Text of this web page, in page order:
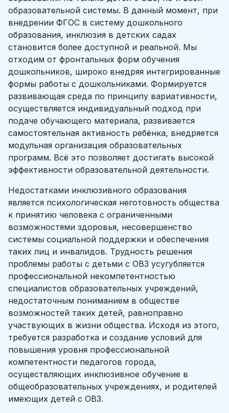
образовательной системы. В данный момент, при
внедрении ФГОС в систему дошкольного
образования, инклюзия в детских садах
становится более доступной и реальной. Мы
отходим от фронтальных форм обучения
дошкольников, широко внедряя интегрированные
формы работы с дошкольниками. Формируется
развивающая среда по принципу вариативности,
осуществляется индивидуальный подход при
подаче обучающего материала, развивается
самостоятельная активность ребёнка, внедряется
модульная организация образовательных
программ. Всё это позволяет достигать высокой
эффективности образовательной деятельности.
Недостатками инклюзивного образования
является психологическая неготовность общества
к принятию человека с ограниченными
возможностями здоровья, несовершенство
системы социальной поддержки и обеспечения
таких лиц и инвалидов. Трудность решения
проблемы работы с детьми с ОВЗ усугубляется
профессиональной некомпетентностью
специалистов образовательных учреждений,
недостаточным пониманием в обществе
возможностей таких детей, равноправно
участвующих в жизни общества. Исходя из этого,
требуется разработка и создание условий для
повышения уровня профессиональной
компетентности педагогов города,
осуществляющих инклюзивное обучение в
общеобразовательных учреждениях, и родителей
имеющих детей с ОВЗ.